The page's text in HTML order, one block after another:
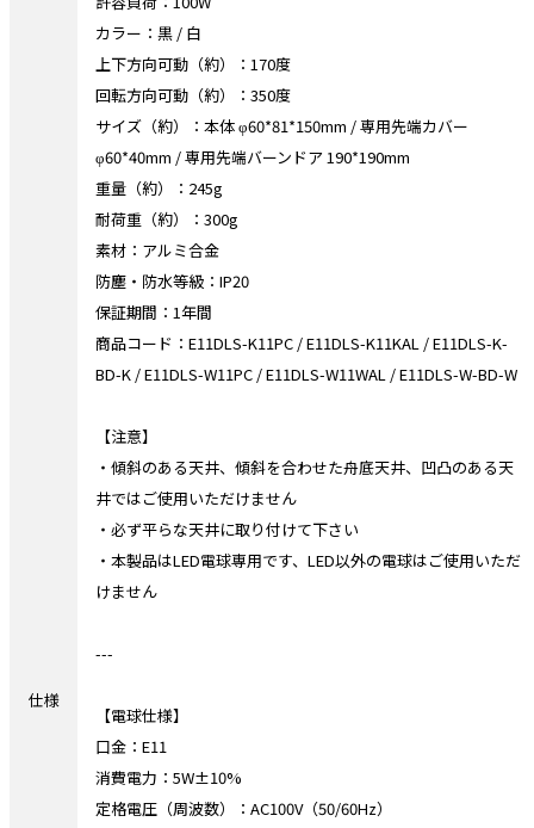
仕様
カラー：黒 / 白
上下方向可動（約）：170度
回転方向可動（約）：350度
サイズ（約）：本体 φ60*81*150mm / 専用先端カバー
φ60*40mm / 専用先端バーンドア 190*190mm
重量（約）：245g
耐荷重（約）：300g
素材：アルミ合金
防塵・防水等級：IP20
保証期間：1年間
商品コード：E11DLS-K11PC / E11DLS-K11KAL / E11DLS-K-
BD-K / E11DLS-W11PC / E11DLS-W11WAL / E11DLS-W-BD-W
【注意】
・傾斜のある天井、傾斜を合わせた舟底天井、凹凸のある天
井ではご使用いただけません
・必ず平らな天井に取り付けて下さい
・本製品はLED電球専用です、LED以外の電球はご使用いただ
けません
---
【電球仕様】
口金：E11
消費電力：5W±10%
定格電圧（周波数）：AC100V（50/60Hz）